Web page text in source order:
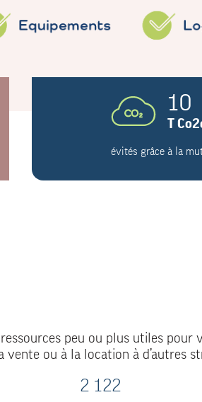
10
T
évités grâce à la
peu ou plus utiles pour
vente ou à la location à d’autres
2 122